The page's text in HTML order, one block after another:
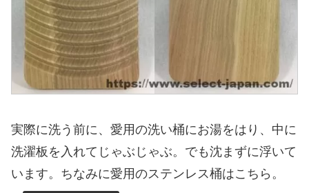
実際に洗う前に、愛用の洗い桶にお湯をはり、中に
洗濯板を入れてじゃぶじゃぶ。でも沈まずに浮いて
います。ちなみに愛用のステンレス桶はこちら。